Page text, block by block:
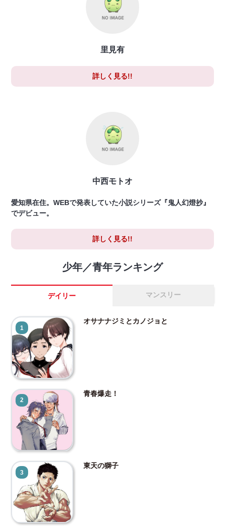
里見有
詳しく見る!!
中西モトオ
愛知県在住。WEBで発表していた小説シリーズ『鬼人幻燈抄』
でデビュー。
詳しく見る!!
少年／青年ランキング
デイリー マンスリー
1
オサナナジミとカノジョと
2
青春爆走！
3
東天の獅子